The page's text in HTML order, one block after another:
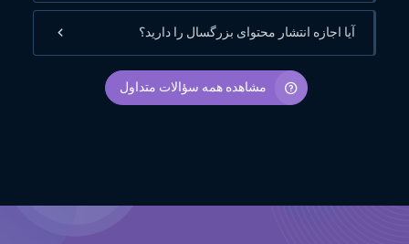
آیا اجازه انتشار محتوای بزرگسال را دارید؟
مشاهده همه سؤالات متداول